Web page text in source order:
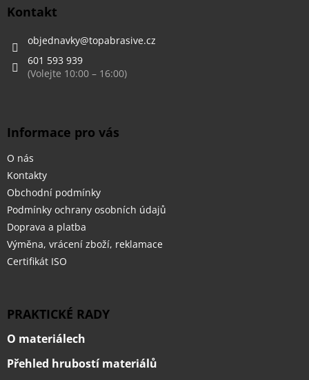
Kontakt
objednavky@topabrasive.cz
601 593 939
Informace pro vás
O nás
Kontakty
Obchodní podmínky
Podmínky ochrany osobních údajů
Doprava a platba
Výměna, vrácení zboží, reklamace
Certifikát ISO
PRAKTICKÉ RADY
O materiálech
Přehled hrubostí materiálů